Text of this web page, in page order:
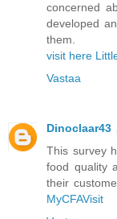
concerned
developed
them.
visit here
Vastaa
Dinoclaar43
This survey
food quality
their
MyCFAVisit